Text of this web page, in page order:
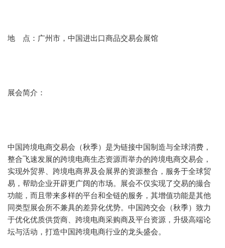
地 点：广州市，中国进出口商品交易会展馆
展会简介：
中国跨境电商交易会（秋季）是为链接中国制造与全球消费，
整合飞速发展的跨境电商生态资源而举办的跨境电商交易会，
实现外贸界、跨境电商界及会展界的资源整合，服务于全球贸
易，帮助企业开辟更广阔的市场。展会不仅实现了交易的撮合
功能，而且带来多样的平台和全链的服务，其增值功能是其他
同类型展会所不兼具的差异化优势。中国跨交会（秋季）致力
于优化优质供货商、跨境电商采购商及平台资源，升级高端论
坛与活动，打造中国跨境电商行业的龙头盛会。